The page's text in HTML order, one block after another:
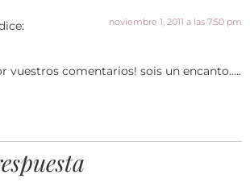
noviembre 1, 2011 a las 7:50 pm
vuestros comentarios! sois un encanto…..